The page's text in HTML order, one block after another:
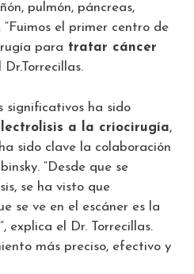
pulmón, páncreas,
“Fuimos el primer centro de
para tratar cáncer
Dr.Torrecillas.
significativos ha sido
a la criocirugía,
sido clave la colaboración
“Desde que se
se ha visto que
se ve en el escáner es la
explica el Dr. Torrecillas.
más preciso, efectivo y